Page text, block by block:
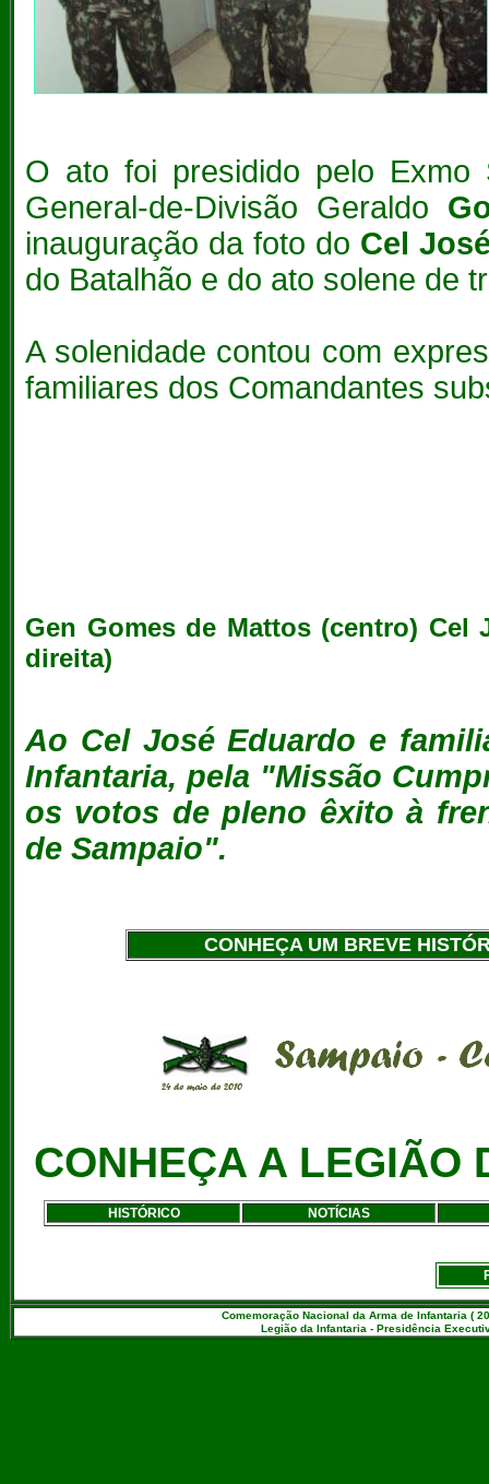
O ato foi presidido pelo Exmo
General-de-Divisão Geraldo
inauguração da foto do Cel
do Batalhão e do ato solene de
A solenidade contou com
familiares dos Comandantes
Gen Gomes de Mattos (centro) Cel
direita)
Ao Cel José Eduardo e
Infantaria, pela "Missão
os votos de pleno êxito à
de Sampaio".
CONHEÇA UM BREVE
CONHEÇA A LEGIÃO
HISTÓRICO NOTÍCIAS
Comemoração Nacional da Arma de Infantaria (
Legião da Infantaria - Presidência